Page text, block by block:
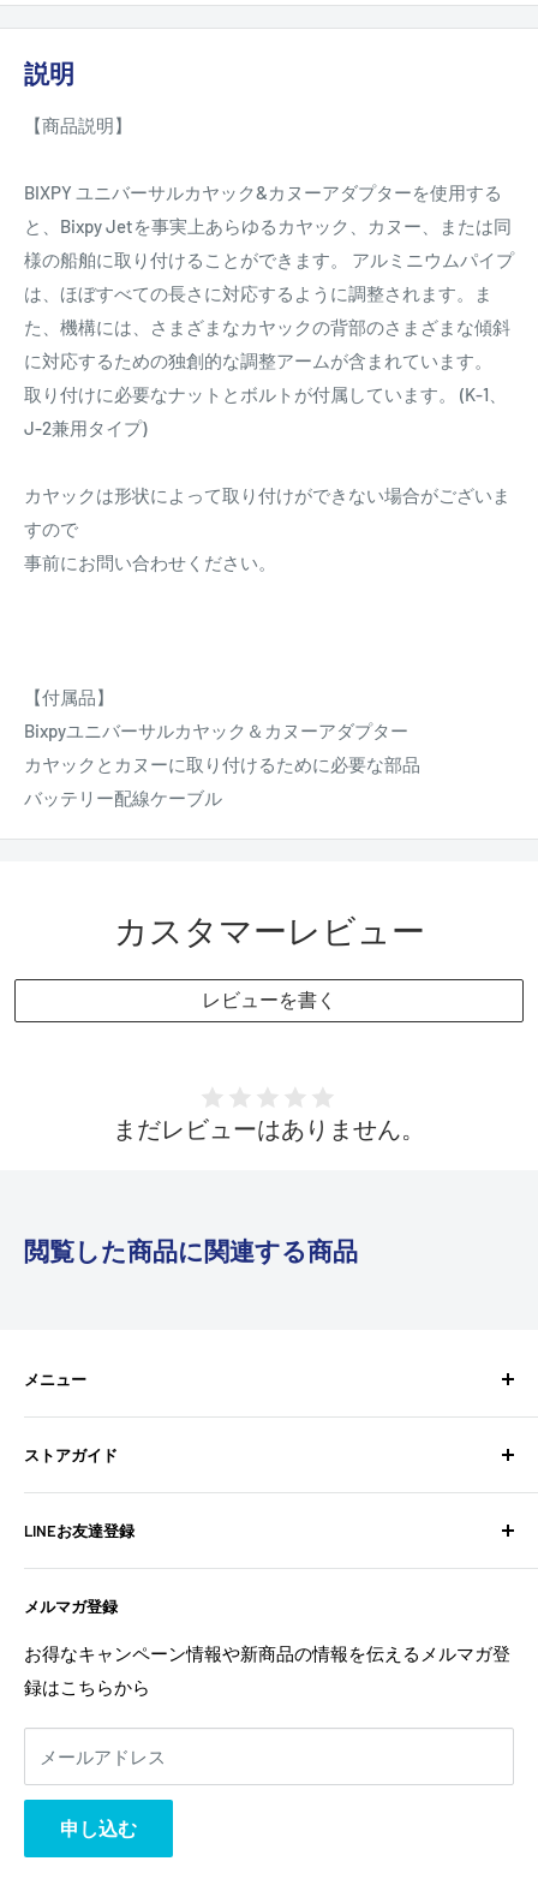
説明
【商品説明】
BIXPY ユニバーサルカヤック&カヌーアダプターを使用する
と、Bixpy Jetを事実上あらゆるカヤック、カヌー、または同
様の船舶に取り付けることができます。 アルミニウムパイプ
は、ほぼすべての長さに対応するように調整されます。ま
た、機構には、さまざまなカヤックの背部のさまざまな傾斜
に対応するための独創的な調整アームが含まれています。
取り付けに必要なナットとボルトが付属しています。 (K-1、
J-2兼用タイプ)
カヤックは形状によって取り付けができない場合がございま
すので
事前にお問い合わせください。
【付属品】
Bixpyユニバーサルカヤック＆カヌーアダプター
カヤックとカヌーに取り付けるために必要な部品
バッテリー配線ケーブル
カスタマーレビュー
レビューを書く
まだレビューはありません。
閲覧した商品に関連する商品
メニュー
BixpyJetとは
BIXPY JETインストールガイド
フォトギャラリー
よくある質問
お問い合わせ
利用規約
返金ポリシー
ストアガイド
お問い合わせ
配送ポリシー
特定商取引法に基づく表記
返金ポリシー
プライバシーポリシー
利用規約
事業者様へ
相互リンク
メルマガ登録
お得なキャンペーン情報や新商品の情報を伝えるメルマガ登
録はこちらから
メールアドレス
申し込む
LINEお友達登録